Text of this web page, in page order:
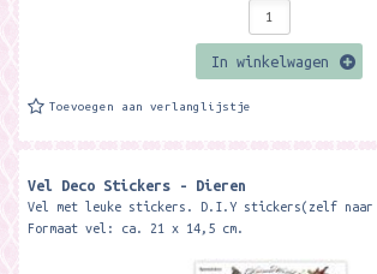
In winkelwagen
Toevoegen aan verlanglijstje
Vel Deco Stickers - Dieren
Vel met leuke stickers. D.I.Y stickers(zelf naar
Formaat vel: ca. 21 x 14,5 cm.